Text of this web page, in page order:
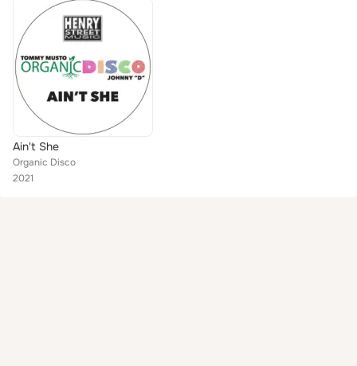
Ain't She
Organic Disco
2021